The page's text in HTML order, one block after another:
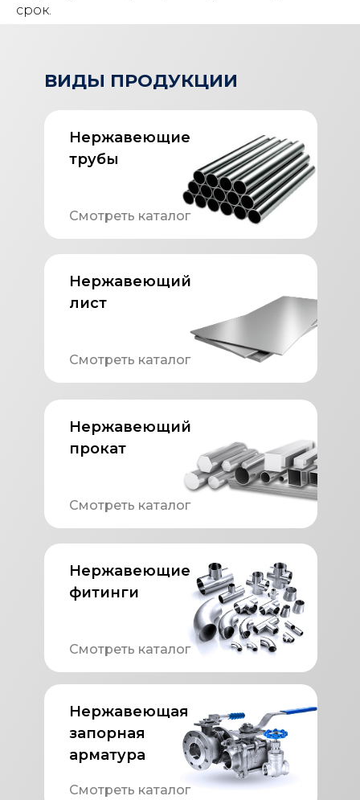
срок.
ВИДЫ ПРОДУКЦИИ
Нержавеющие
трубы
Смотреть каталог
Нержавеющий
лист
Смотреть каталог
Нержавеющий
прокат
Смотреть каталог
Нержавеющие
фитинги
Смотреть каталог
Нержавеющая
запорная
арматура
Смотреть каталог